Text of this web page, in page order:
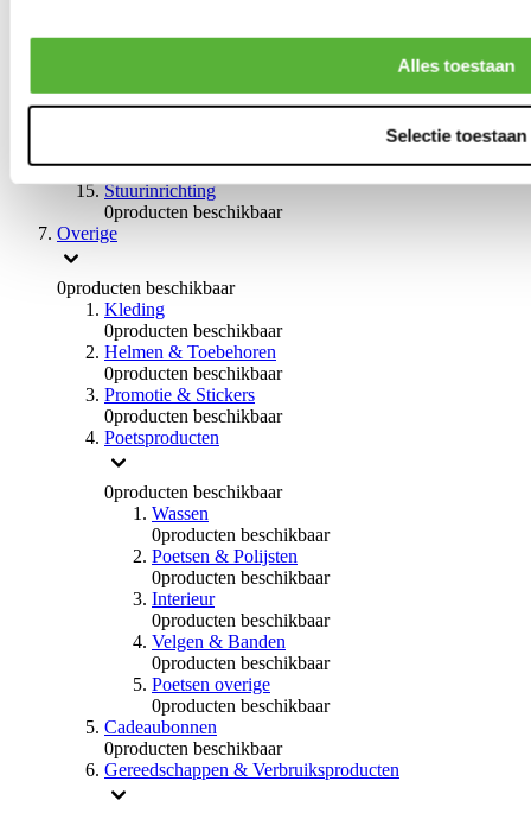
Alles toestaan
Selectie toestaan
0producten beschikbaar
Remmen overige
0producten beschikbaar
Stuurinrichting
0producten beschikbaar
Overige
0producten beschikbaar
Kleding
0producten beschikbaar
Helmen & Toebehoren
0producten beschikbaar
Promotie & Stickers
0producten beschikbaar
Poetsproducten
0producten beschikbaar
Wassen
0producten beschikbaar
Poetsen & Polijsten
0producten beschikbaar
Interieur
0producten beschikbaar
Velgen & Banden
0producten beschikbaar
Poetsen overige
0producten beschikbaar
Cadeaubonnen
0producten beschikbaar
Gereedschappen & Verbruiksproducten